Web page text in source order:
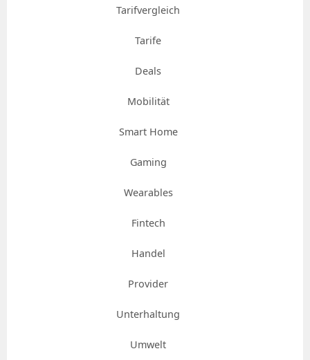
Tarifvergleich
Tarife
Deals
Mobilität
Smart Home
Gaming
Wearables
Fintech
Handel
Provider
Unterhaltung
Umwelt